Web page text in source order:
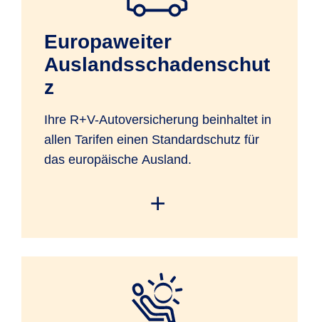
Europaweiter
Auslandsschadenschut
z
Ihre R+V-Autoversicherung beinhaltet in
allen Tarifen einen Standardschutz für
das europäische Ausland.
Sie haben mit Ihrem versicherten Kfz
Versicherungsschutz in den
geographischen Grenzen Europas sowie